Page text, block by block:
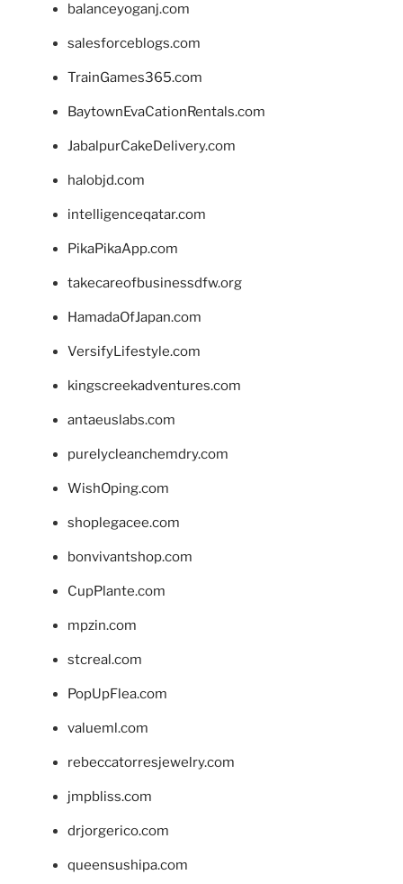
balanceyoganj.com
salesforceblogs.com
TrainGames365.com
BaytownEvaCationRentals.com
JabalpurCakeDelivery.com
halobjd.com
intelligenceqatar.com
PikaPikaApp.com
takecareofbusinessdfw.org
HamadaOfJapan.com
VersifyLifestyle.com
kingscreekadventures.com
antaeuslabs.com
purelycleanchemdry.com
WishOping.com
shoplegacee.com
bonvivantshop.com
CupPlante.com
mpzin.com
stcreal.com
PopUpFlea.com
valueml.com
rebeccatorresjewelry.com
jmpbliss.com
drjorgerico.com
queensushipa.com